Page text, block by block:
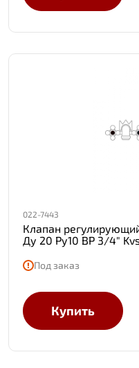
022-7443
Клапан
Ду 20 Ру10 ВР 3/4"
Под заказ
Купить